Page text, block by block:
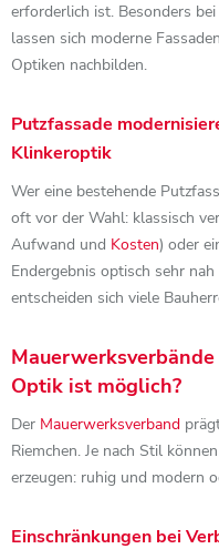
erforderlich ist. Besonders
lassen sich moderne
Optiken nachbilden.
Putzfassade
Klinkeroptik
Wer eine bestehende
oft vor der Wahl: klassisch
Aufwand und Kosten) oder
Endergebnis optisch sehr
entscheiden sich viele
Optik ist möglich?
Der Mauerwerksverband
Riemchen. Je nach Stil
erzeugen: ruhig und modern
Einschränkungen bei